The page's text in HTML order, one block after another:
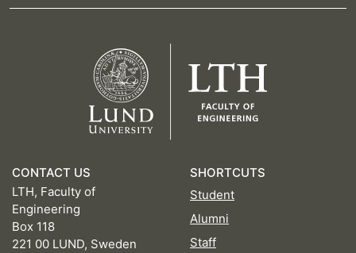
CONTACT US
LTH, Faculty of
Engineering
Box 118
221 00 LUND, Sweden
SHORTCUTS
Student
Alumni
Staff